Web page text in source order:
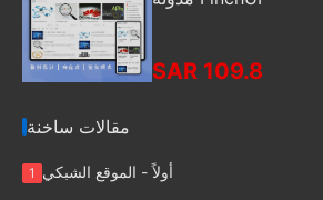
SAR 109.8
مقالات ساخنة
1 أولاً - الموقع الشبكي